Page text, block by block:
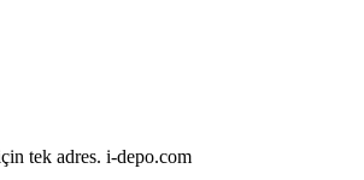
tek adres. i-depo.com